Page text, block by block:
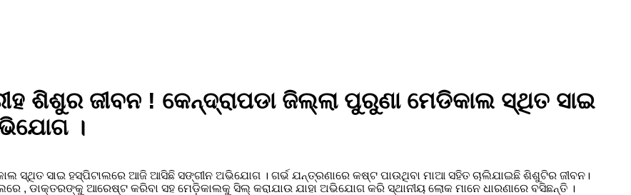
ଶିଶୁର ଜୀବନ ! କେନ୍ଦ୍ରାପଡା ଜିଲ୍ଲା ପୁରୁଣା ମେଡିକାଲ ସ୍ଥିତ ସାଇ
।
ସ୍ଥିତ ସାଇ ହସ୍ପିଟାଲରେ ଆଜି ଆସିଛି ସଙ୍ଗୀନ ଅଭିଯୋଗ । ଗର୍ଭ ଯନ୍ତ୍ରଣାରେ କଷ୍ଟ ପାଉଥିବା ମାଆ ସହିତ ଚାଲିଯାଇଛି ଶିଶୁଟିର ଜୀବନ।
, ଡାକ୍ତରଙ୍କୁ ଆରେଷ୍ଟ କରିବା ସହ ମେଡ଼ିକାଲକୁ ସିଲ୍ କରାଯାଉ ଯାହା ଅଭିଯୋଗ କରି ସ୍ଥାନୀୟ ଲୋକ ମାନେ ଧାରଣାରେ ବସିଛନ୍ତି ।